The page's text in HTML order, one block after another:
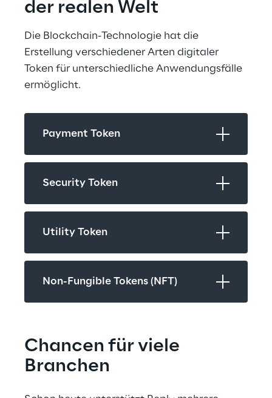
der realen Welt
Die Blockchain-Technologie hat die
Erstellung verschiedener Arten digitaler
Token für unterschiedliche Anwendungsfälle
ermöglicht.
Payment Token
Security Token
Utility Token
Non-Fungible Tokens (NFT)
Chancen für viele
Branchen